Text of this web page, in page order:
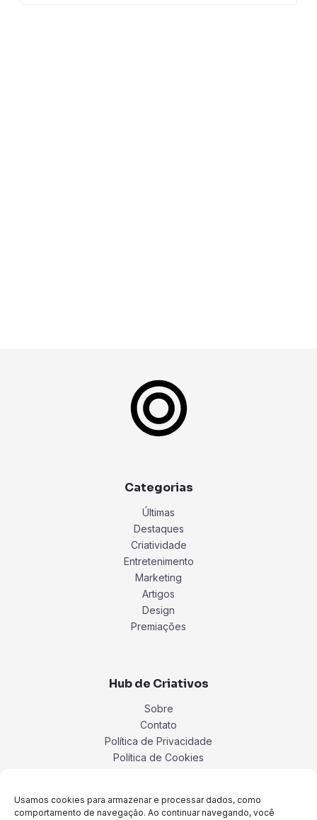
Usamos cookies para armazenar e processar dados, como
comportamento de navegação. Ao continuar navegando, você
Categorias
Últimas
Destaques
Criatividade
Entretenimento
Marketing
Artigos
Design
Premiações
Hub de Criativos
Sobre
Contato
Política de Privacidade
Política de Cookies